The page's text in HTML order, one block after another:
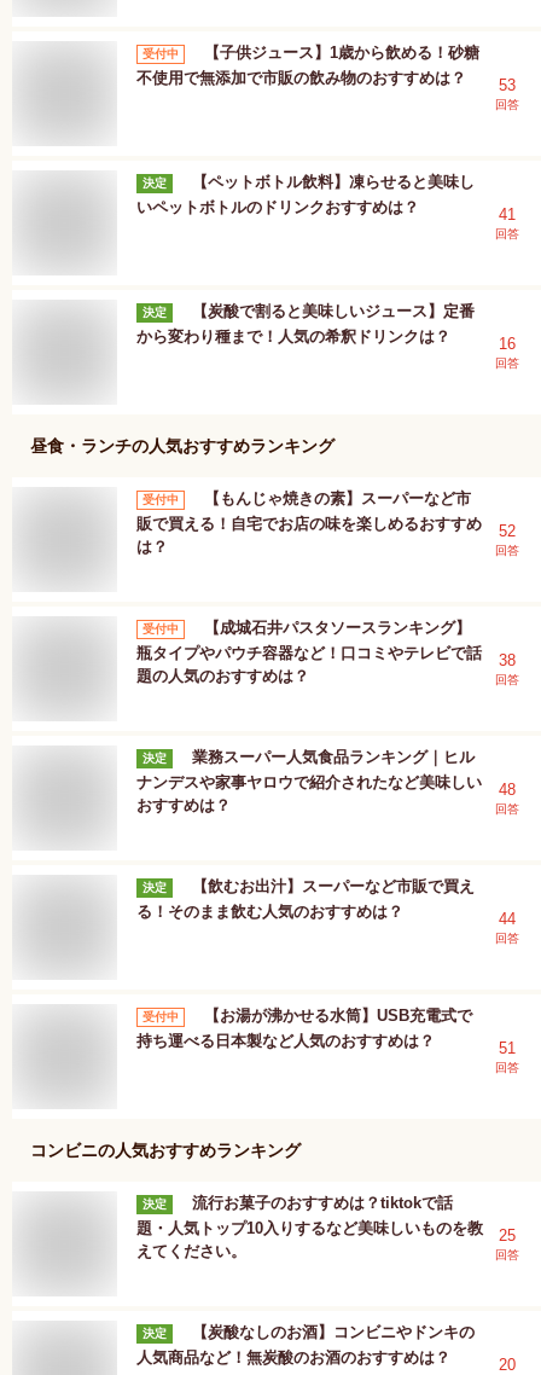
受付中
【子供ジュース】1歳から飲める！砂糖
不使用で無添加で市販の飲み物のおすすめは？
53
回答
決定
【ペットボトル飲料】凍らせると美味し
いペットボトルのドリンクおすすめは？
41
回答
決定
【炭酸で割ると美味しいジュース】定番
から変わり種まで！人気の希釈ドリンクは？
16
回答
昼食・ランチの人気おすすめランキング
受付中
【もんじゃ焼きの素】スーパーなど市
販で買える！自宅でお店の味を楽しめるおすすめ
は？
52
回答
受付中
【成城石井パスタソースランキング】
瓶タイプやパウチ容器など！口コミやテレビで話
題の人気のおすすめは？
38
回答
決定
業務スーパー人気食品ランキング｜ヒル
ナンデスや家事ヤロウで紹介されたなど美味しい
おすすめは？
48
回答
決定
【飲むお出汁】スーパーなど市販で買え
る！そのまま飲む人気のおすすめは？
44
回答
受付中
【お湯が沸かせる水筒】USB充電式で
持ち運べる日本製など人気のおすすめは？
51
回答
コンビニの人気おすすめランキング
決定
流行お菓子のおすすめは？tiktokで話
題・人気トップ10入りするなど美味しいものを教
えてください。
25
回答
決定
【炭酸なしのお酒】コンビニやドンキの
人気商品など！無炭酸のお酒のおすすめは？
20